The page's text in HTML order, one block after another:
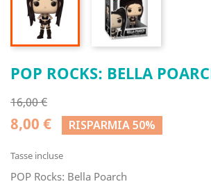
POP ROCKS: BELLA
16,00 €
8,00 € RISPARMIA 50%
Tasse incluse
POP Rocks: Bella Poarch